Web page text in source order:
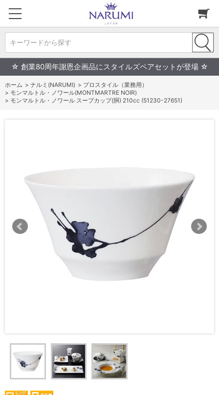
キーワードから探す
☆ 創業80周年謝恩企画品にスタイルズペアセットが登場 ☆
ホーム > ナルミ(NARUMI) > プロスタイル（業務用）
> モンマルトル・ノワール(MONTMARTRE NOIR)
> モンマルトル・ノワール スープカップ(胴) 210cc (51230-27651)